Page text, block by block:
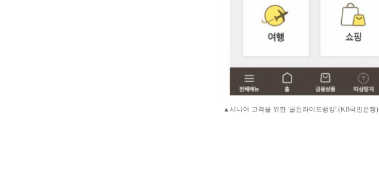
▲시니어 고객을 위한 '골든라이프뱅킹'.(KB국민은행)